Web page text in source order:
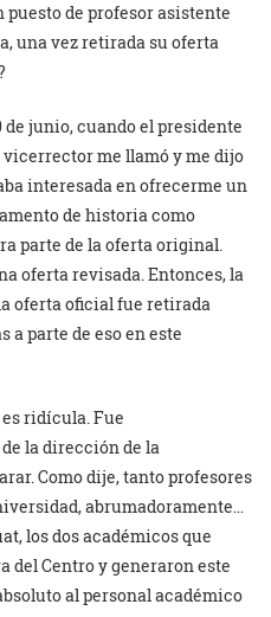
de profesor asistente
una vez retirada su oferta
de junio, cuando el presidente
me llamó y me dijo
interesada en ofrecerme un
de historia como
parte de la oferta original.
oferta revisada. Entonces, la
oferta oficial fue retirada
a parte de eso en este
ridícula. Fue
la dirección de la
Como dije, tanto profesores
abrumadoramente…
los dos académicos que
Centro y generaron este
al personal académico